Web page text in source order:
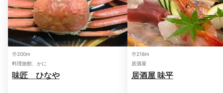
る、映えスポットです。「浜詰海水浴場」にあるそうな
ので、散策しながら見つけてみては♪
Dinner
18:30
200m
料理旅館、かに
味匠 ひなや
216m
居酒屋
居酒屋 味平